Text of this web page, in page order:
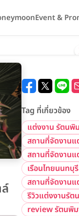
Event &
Tag ที่เกี่ยวข้อง
แต่งงาน รัตนพิ
สถานที่จัดงาน
สถานที่จัดงานแ
เรือนไทยนนทบุรี
สถานที่จัดงานแ
รีวิวแต่งงานรัต
review รัตนพิ